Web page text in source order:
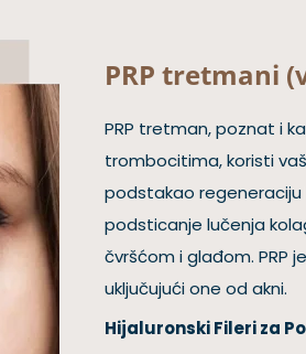
PRP tretmani
PRP tretman, poznat i
trombocitima, koristi
podstakao regeneraciju
podsticanje lučenja
čvršćom i glađom. PRP
uključujući one od akni.
Hijaluronski Fileri za